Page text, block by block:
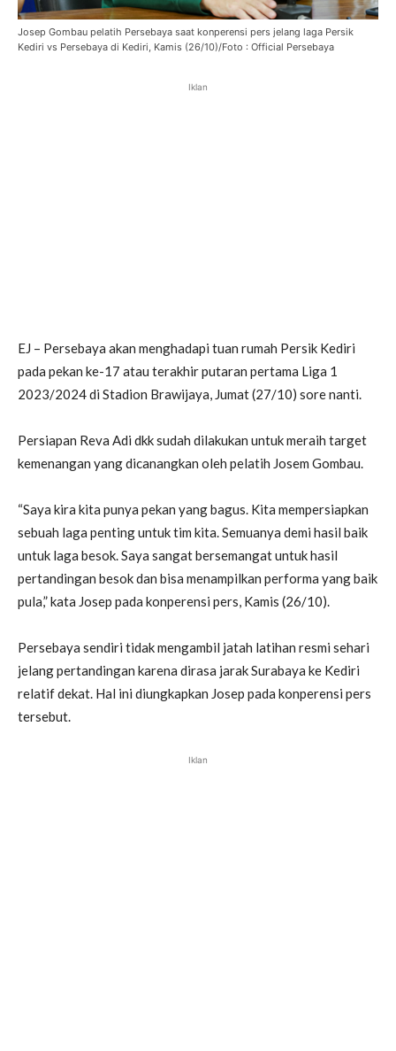
Josep Gombau pelatih Persebaya saat konperensi pers jelang laga Persik
Kediri vs Persebaya di Kediri, Kamis (26/10)/Foto : Official Persebaya
Iklan
EJ – Persebaya akan menghadapi tuan rumah Persik Kediri
pada pekan ke-17 atau terakhir putaran pertama Liga 1
2023/2024 di Stadion Brawijaya, Jumat (27/10) sore nanti.
Persiapan Reva Adi dkk sudah dilakukan untuk meraih target
kemenangan yang dicanangkan oleh pelatih Josem Gombau.
“Saya kira kita punya pekan yang bagus. Kita mempersiapkan
sebuah laga penting untuk tim kita. Semuanya demi hasil baik
untuk laga besok. Saya sangat bersemangat untuk hasil
pertandingan besok dan bisa menampilkan performa yang baik
pula,” kata Josep pada konperensi pers, Kamis (26/10).
Persebaya sendiri tidak mengambil jatah latihan resmi sehari
jelang pertandingan karena dirasa jarak Surabaya ke Kediri
relatif dekat. Hal ini diungkapkan Josep pada konperensi pers
tersebut.
Iklan